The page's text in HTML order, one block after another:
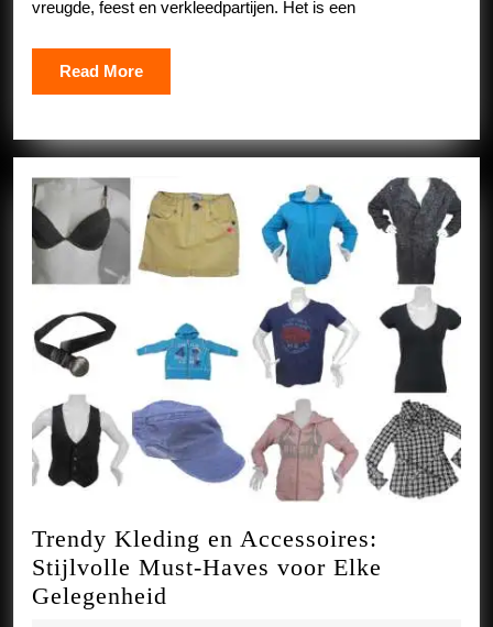
vreugde, feest en verkleedpartijen. Het is een
Read MoreRead
More
Trendy Kleding en Accessoires:
Stijlvolle Must-Haves voor Elke
Gelegenheid